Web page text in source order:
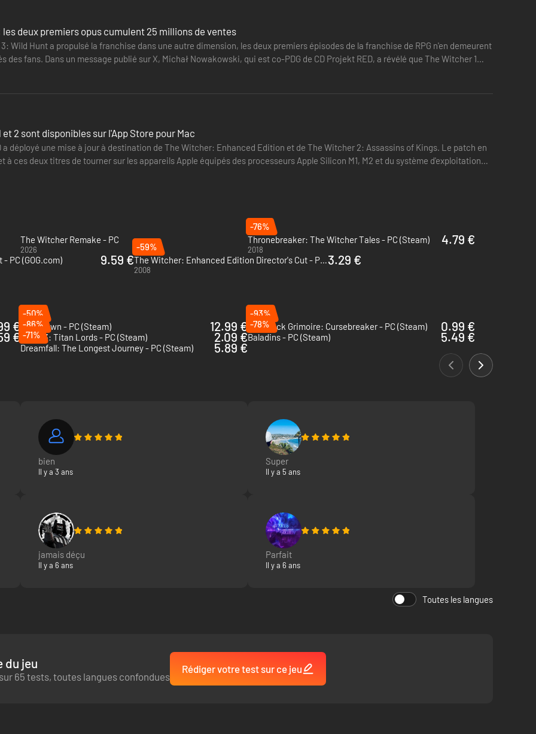
unique une action dynamique et des mécaniques de jeux de rôles habilement développées.
pour le combat au corps à corps ou à distance.
tactiques : préparez des potions, posez de pièges et des appâts, lancez des sorts et faufilez-vous derrière vos ennemis.
deux premiers opus cumulent 25 millions de ventes
Wild Hunt a propulsé la franchise dans une autre dimension, les deux premiers épisodes de la franchise de RPG n'en demeurent
des fans. Dans un message publié sur X, Michał Nowakowski, qui est co-PDG de CD Projekt RED, a révélé que The Witcher 1
millions…
et 2 sont disponibles sur l'App Store pour Mac
a déployé une mise à jour à destination de The Witcher: Enhanced Edition et de The Witcher 2: Assassins of Kings. Le patch en
à ces deux titres de tourner sur les appareils Apple équipés des processeurs Apple Silicon M1, M2 et du système d'exploitation
The Witcher Remake - PC
2026
-76%
Thronebreaker: The Witcher Tales - PC (Steam)
2018
4.79 €
PC (GOG.com)
9.59 €
-59%
The Witcher: Enhanced Edition Director's Cut - PC (GOG.com)
2008
3.29 €
€
-50%
Grim Dawn - PC (Steam)
12.99 €
-93%
The Black Grimoire: Cursebreaker - PC (Steam)
0.99 €
€
-86%
Risen 3: Titan Lords - PC (Steam)
2.09 €
-78%
Baladins - PC (Steam)
5.49 €
-71%
Dreamfall: The Longest Journey - PC (Steam)
5.89 €
bien
Il y a 3 ans
Super
Il y a 5 ans
jamais déçu
Il y a 6 ans
Parfait
Il y a 6 ans
Toutes les langues
du jeu
65 tests, toutes langues confondues
Rédiger votre test sur ce jeu